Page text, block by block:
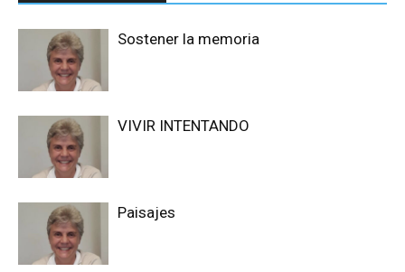
Sostener la memoria
VIVIR INTENTANDO
Paisajes